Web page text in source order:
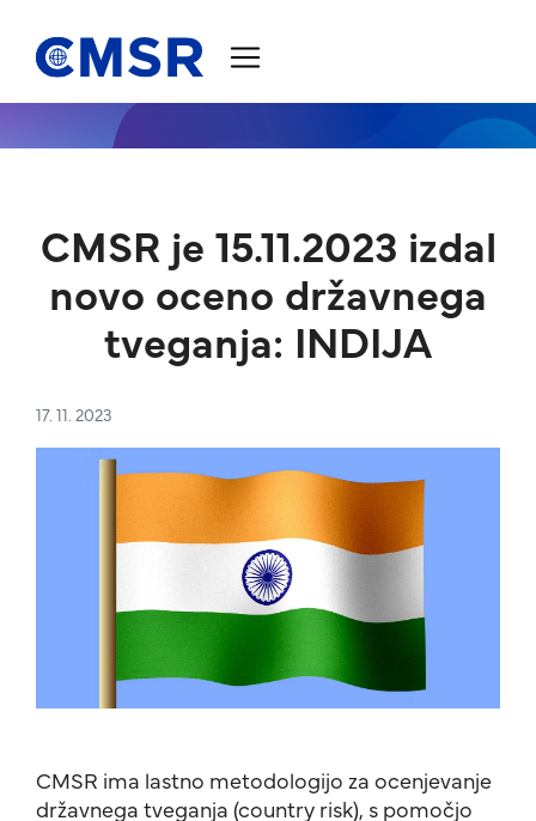
CMSR je 15.11.2023 izdal
novo oceno državnega
tveganja: INDIJA
17. 11. 2023
CMSR ima lastno metodologijo za ocenjevanje
državnega tveganja (country risk), s pomočjo